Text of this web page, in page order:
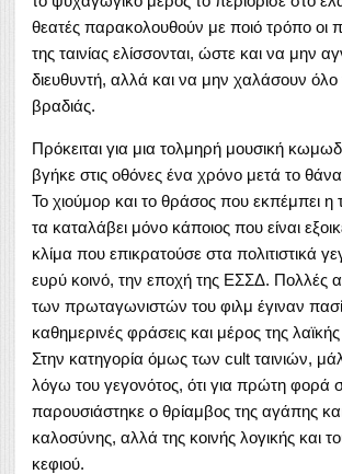
θεατές παρακολουθούν με ποιό τρόπο οι
της ταινίας ελίσσονται, ώστε και να μην
διευθυντή, αλλά και να μην χαλάσουν όλο
βραδιάς.
Πρόκειται για μια τολμηρή μουσική
βγήκε στις οθόνες ένα χρόνο μετά το
Το χιούμορ και το θράσος που εκπέμπει η
τα καταλάβει μόνο κάποιος που είναι
κλίμα που επικρατούσε στα πολιτιστικά
ευρύ κοινό, την εποχή της ΕΣΣΔ. Πολλές
των πρωταγωνιστών του φιλμ έγιναν
καθημερινές φράσεις και μέρος της
Στην κατηγορία όμως των cult ταινιών,
λόγω του γεγονότος, ότι για πρώτη φορά
παρουσιάστηκε ο θρίαμβος της αγάπης
καλοσύνης, αλλά της κοινής λογικής και
κεφιού.